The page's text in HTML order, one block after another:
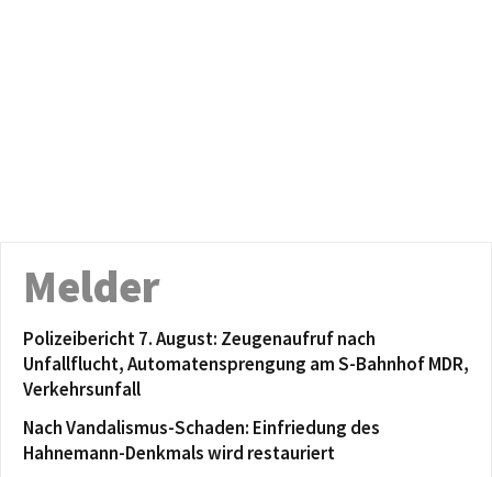
Melder
Polizeibericht 7. August: Zeugenaufruf nach
Unfallflucht, Automatensprengung am S-Bahnhof MDR,
Verkehrsunfall
Nach Vandalismus-Schaden: Einfriedung des
Hahnemann-Denkmals wird restauriert